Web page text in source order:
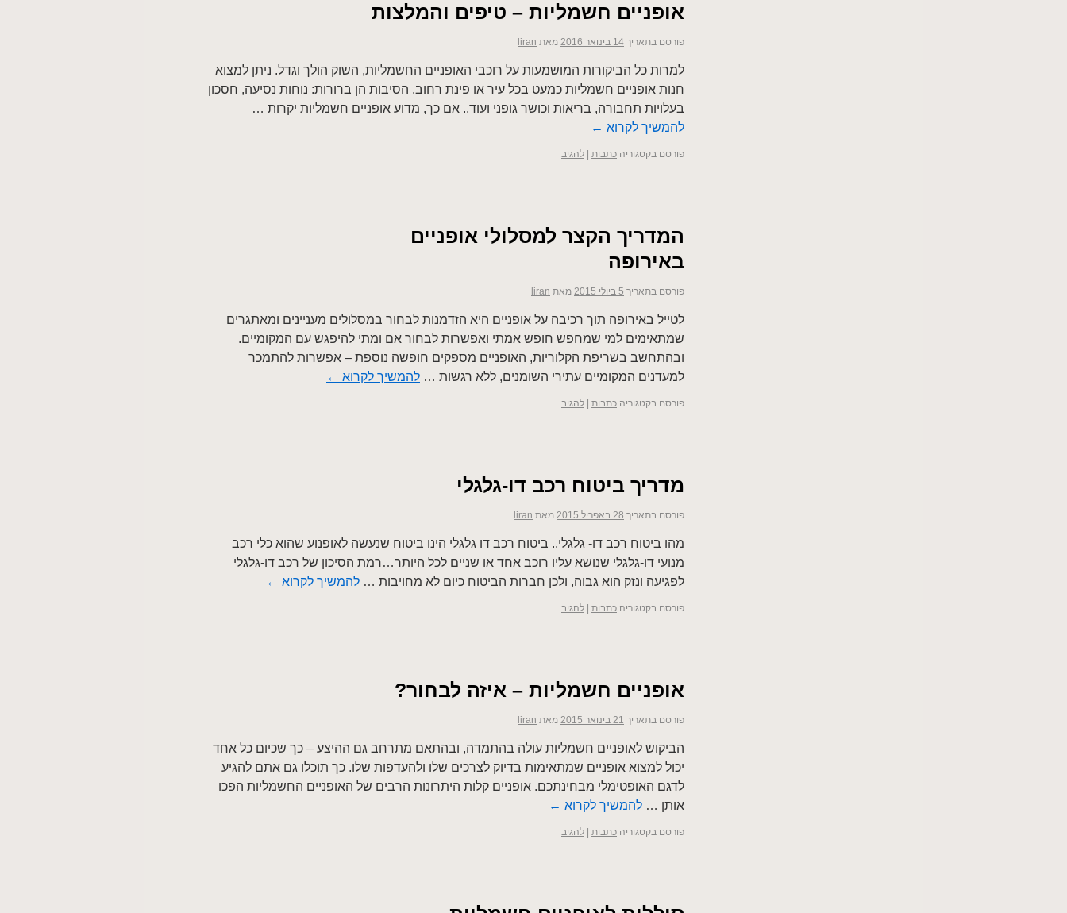
אופניים חשמליות – טיפים והמלצות
פורסם בתאריך 14 בינואר 2016 מאת liran
למרות כל הביקורות המושמעות על רוכבי האופניים החשמליות, השוק הולך וגדל. ניתן למצוא
חנות אופניים חשמליות כמעט בכל עיר או פינת רחוב. הסיבות הן ברורות: נוחות נסיעה, חסכון
בעלויות תחבורה, בריאות וכושר גופני ועוד.. אם כך, מדוע אופניים חשמליות יקרות …
להמשיך לקרוא ←
פורסם בקטגוריה כתבות להגיב
המדריך הקצר למסלולי אופניים
באירופה
פורסם בתאריך 5 ביולי 2015 מאת liran
לטייל באירופה תוך רכיבה על אופניים היא הזדמנות לבחור במסלולים מעניינים ומאתגרים
שמתאימים למי שמחפש חופש אמתי ואפשרות לבחור אם ומתי להיפגש עם המקומיים.
ובהתחשב בשריפת הקלוריות, האופניים מספקים חופשה נוספת – אפשרות להתמכר
למעדנים המקומיים עתירי השומנים, ללא רגשות … להמשיך לקרוא ←
פורסם בקטגוריה כתבות להגיב
מדריך ביטוח רכב דו-גלגלי
פורסם בתאריך 28 באפריל 2015 מאת liran
מהו ביטוח רכב דו- גלגלי.. ביטוח רכב דו גלגלי הינו ביטוח שנעשה לאופנוע שהוא כלי רכב
מנועי דו-גלגלי שנושא עליו רוכב אחד או שניים לכל היותר…רמת הסיכון של רכב דו-גלגלי
לפגיעה ונזק הוא גבוה, ולכן חברות הביטוח כיום לא מחויבות … להמשיך לקרוא ←
פורסם בקטגוריה כתבות להגיב
אופניים חשמליות – איזה לבחור?
פורסם בתאריך 21 בינואר 2015 מאת liran
הביקוש לאופניים חשמליות עולה בהתמדה, ובהתאם מתרחב גם ההיצע – כך שכיום כל אחד
יכול למצוא אופניים שמתאימות בדיוק לצרכים שלו ולהעדפות שלו. כך תוכלו גם אתם להגיע
לדגם האופטימלי מבחינתכם. אופניים קלות היתרונות הרבים של האופניים החשמליות הפכו
אותן … להמשיך לקרוא ←
פורסם בקטגוריה כתבות להגיב